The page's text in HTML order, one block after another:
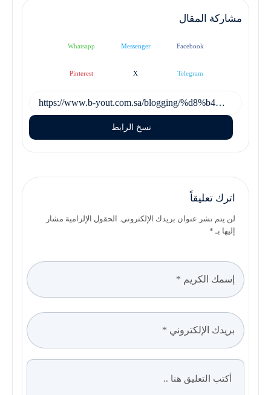
مشاركة المقال
Facebook
Messenger
Whatsapp
Telegram
X
Pinterest
نسخ الرابط
اترك تعليقاً
لن يتم نشر عنوان بريدك الإلكتروني. الحقول الإلزامية مشار
إليها بـ *